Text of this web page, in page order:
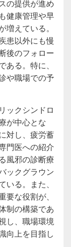
の提供が進め
健康管理や早
えている。
患以外にも慢
後のフォロー
る。特に、
や職場での予
ックシンドロ
が中心とな
対し、疲労蓄
門医への紹介
風邪の診断療
ックグラウン
る。また、
な役割が、
制の構築であ
し、職場環境
向上を目指し